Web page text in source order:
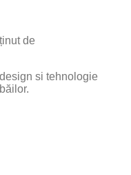
de
si tehnologie